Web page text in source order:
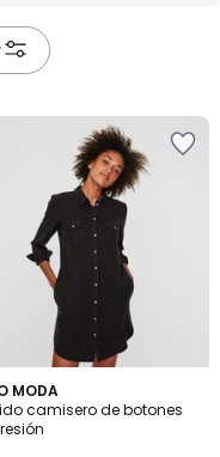
MODA
camisero de botones